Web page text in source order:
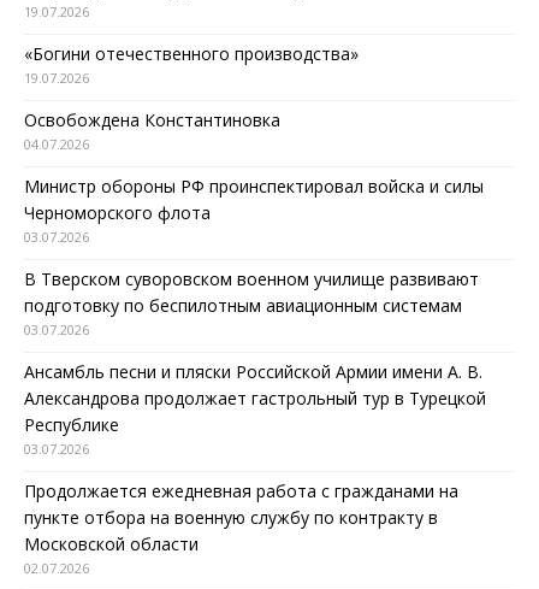
19.07.2026
«Богини отечественного производства»
19.07.2026
Освобождена Константиновка
04.07.2026
Министр обороны РФ проинспектировал войска и силы
Черноморского флота
03.07.2026
В Тверском суворовском военном училище развивают
подготовку по беспилотным авиационным системам
03.07.2026
Ансамбль песни и пляски Российской Армии имени А. В.
Александрова продолжает гастрольный тур в Турецкой
Республике
03.07.2026
Продолжается ежедневная работа с гражданами на
пункте отбора на военную службу по контракту в
Московской области
02.07.2026